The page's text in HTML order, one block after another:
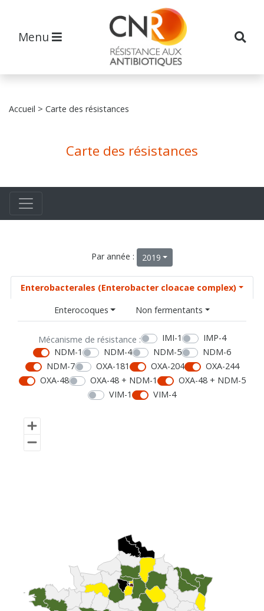
Menu
Accueil > Carte des résistances
Carte des résistances
Par année : 2019
Enterobacterales (Enterobacter cloacae complex)
Enterocoques
Non fermentants
Mécanisme de résistance : IMI-1
IMP-4
NDM-1
NDM-4 NDM-5
NDM-6
NDM-7
OXA-181 OXA-204
OXA-244
OXA-48
OXA-48 + NDM-1
OXA-48 + NDM-5
VIM-1
VIM-4